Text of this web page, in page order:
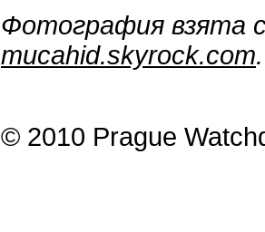
Фотография взята
mucahid.skyrock.com.
© 2010 Prague